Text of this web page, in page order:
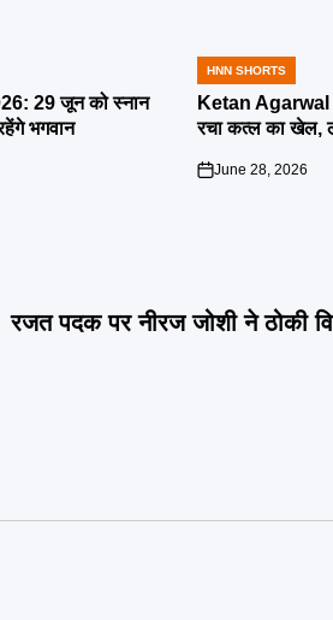
29 जून को स्नान
भगवान
POSTED
IN
HNN SHORTS
Ketan Agarwal
रचा कत्ल का खेल,
on
June 28, 2026
रजत पदक पर नीरज जोशी ने ठोकी